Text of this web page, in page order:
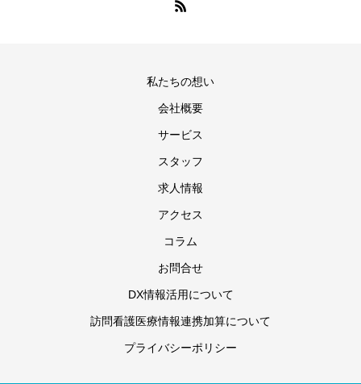
私たちの想い
会社概要
サービス
スタッフ
求人情報
アクセス
コラム
お問合せ
DX情報活用について
訪問看護医療情報連携加算について
プライバシーポリシー